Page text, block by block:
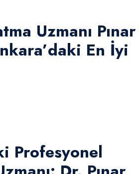
Uzmanı Pınar
En İyi
Profesyonel